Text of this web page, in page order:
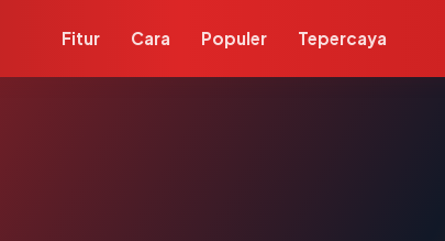
Fitur Cara Populer Tepercaya